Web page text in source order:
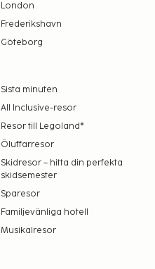
London
Frederikshavn
Göteborg
Sista minuten
All Inclusive-resor
Resor till Legoland®
Öluffarresor
Skidresor – hitta din perfekta
skidsemester
Sparesor
Familjevänliga hotell
Musikalresor